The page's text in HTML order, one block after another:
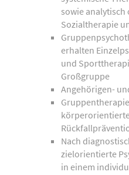
sowie
Sozialtherapie
erhalten
und
Großgruppe
Angehörigen-
Nach
zielorientierte
in einem